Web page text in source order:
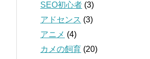
SEO初心者 (3)
アドセンス (3)
アニメ (4)
カメの飼育 (20)